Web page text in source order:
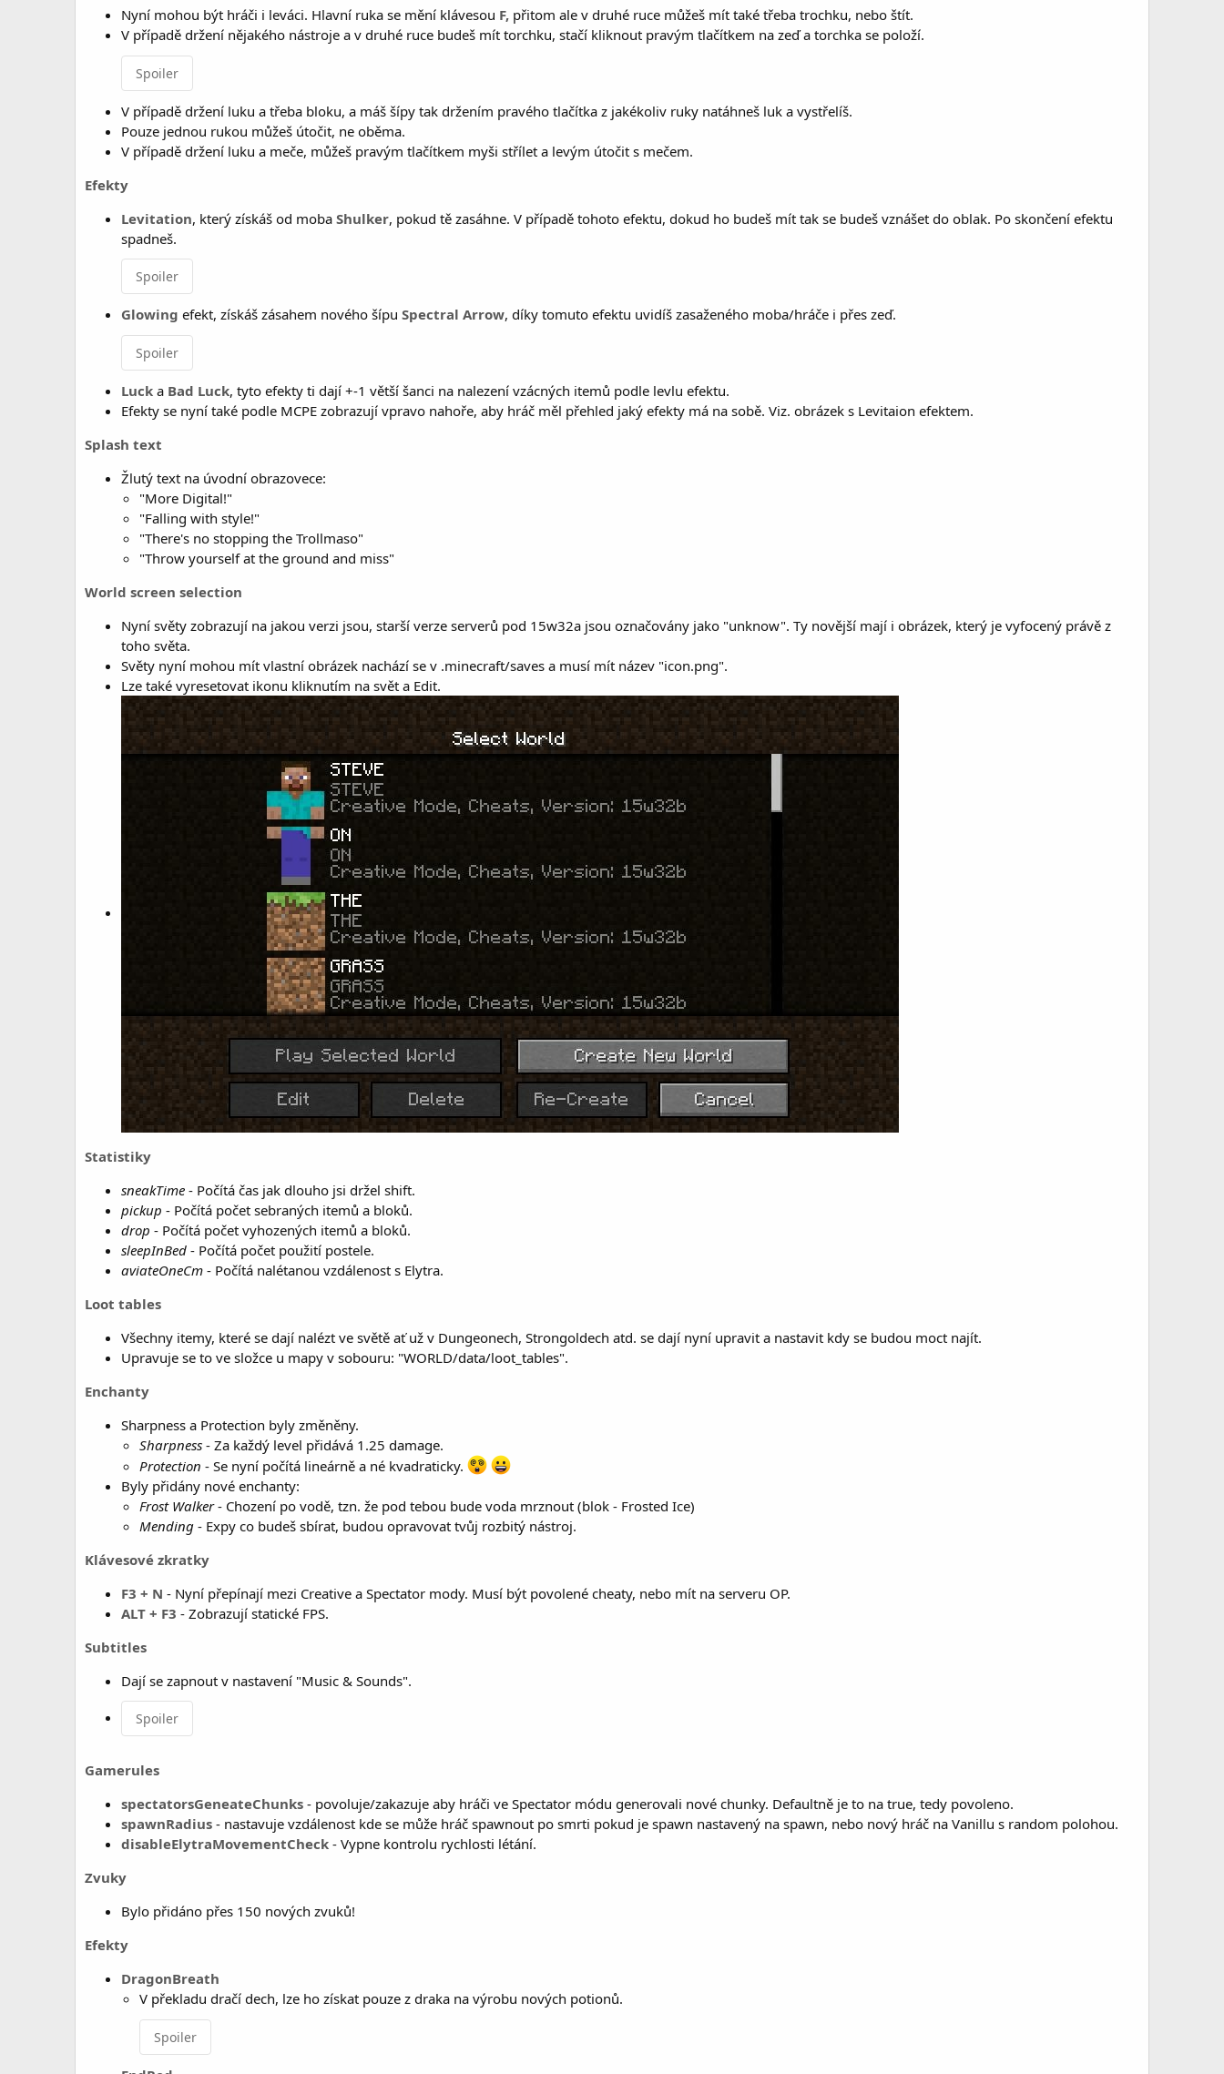
Nyní mohou být hráči i leváci. Hlavní ruka se mění klávesou F, přitom ale v druhé ruce můžeš mít také třeba trochku, nebo štít.
V případě držení nějakého nástroje a v druhé ruce budeš mít torchku, stačí kliknout pravým tlačítkem na zeď a torchka se položí.
Spoiler
V případě držení luku a třeba bloku, a máš šípy tak držením pravého tlačítka z jakékoliv ruky natáhneš luk a vystřelíš.
Pouze jednou rukou můžeš útočit, ne oběma.
V případě držení luku a meče, můžeš pravým tlačítkem myši střílet a levým útočit s mečem.
Efekty
Levitation, který získáš od moba Shulker, pokud tě zasáhne. V případě tohoto efektu, dokud ho budeš mít tak se budeš vznášet do oblak. Po skončení efektu
spadneš.
Spoiler
Glowing efekt, získáš zásahem nového šípu Spectral Arrow, díky tomuto efektu uvidíš zasaženého moba/hráče i přes zeď.
Spoiler
Luck a Bad Luck, tyto efekty ti dají +-1 větší šanci na nalezení vzácných itemů podle levlu efektu.
Efekty se nyní také podle MCPE zobrazují vpravo nahoře, aby hráč měl přehled jaký efekty má na sobě. Viz. obrázek s Levitaion efektem.
Splash text
Žlutý text na úvodní obrazovece:
"More Digital!"
"Falling with style!"
"There's no stopping the Trollmaso"
"Throw yourself at the ground and miss"
World screen selection
Nyní světy zobrazují na jakou verzi jsou, starší verze serverů pod 15w32a jsou označovány jako "unknow". Ty novější mají i obrázek, který je vyfocený právě z
toho světa.
Světy nyní mohou mít vlastní obrázek nachází se v .minecraft/saves a musí mít název "icon.png".
Lze také vyresetovat ikonu kliknutím na svět a Edit.
Statistiky
sneakTime - Počítá čas jak dlouho jsi držel shift.
pickup - Počítá počet sebraných itemů a bloků.
drop - Počítá počet vyhozených itemů a bloků.
sleepInBed - Počítá počet použití postele.
aviateOneCm - Počítá nalétanou vzdálenost s Elytra.
Loot tables
Všechny itemy, které se dají nalézt ve světě ať už v Dungeonech, Strongoldech atd. se dají nyní upravit a nastavit kdy se budou moct najít.
Upravuje se to ve složce u mapy v sobouru: "WORLD/data/loot_tables".
Enchanty
Sharpness a Protection byly změněny.
Sharpness - Za každý level přidává 1.25 damage.
Protection - Se nyní počítá lineárně a né kvadraticky.
Byly přidány nové enchanty:
Frost Walker- Chození po vodě, tzn. že pod tebou bude voda mrznout (blok - Frosted Ice)
Mending - Expy co budeš sbírat, budou opravovat tvůj rozbitý nástroj.
Klávesové zkratky
F3 + N - Nyní přepínají mezi Creative a Spectator mody. Musí být povolené cheaty, nebo mít na serveru OP.
ALT + F3 - Zobrazují statické FPS.
Subtitles
Dají se zapnout v nastavení "Music & Sounds".
Spoiler
Gamerules
spectatorsGeneateChunks - povoluje/zakazuje aby hráči ve Spectator módu generovali nové chunky. Defaultně je to na true, tedy povoleno.
spawnRadius - nastavuje vzdálenost kde se může hráč spawnout po smrti pokud je spawn nastavený na spawn, nebo nový hráč na Vanillu s random polohou.
disableElytraMovementCheck - Vypne kontrolu rychlosti létání.
Zvuky
Bylo přidáno přes 150 nových zvuků!
Efekty
DragonBreath
V překladu dračí dech, lze ho získat pouze z draka na výrobu nových potionů.
Spoiler